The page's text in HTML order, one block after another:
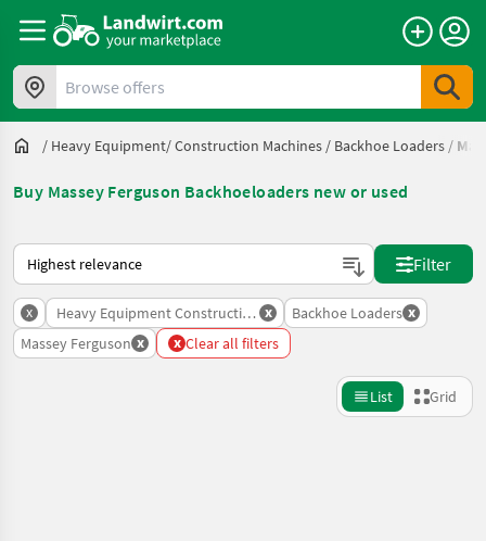
Browse offers
/ Heavy Equipment/ Construction Machines / Backhoe Loaders /
Buy Massey Ferguson Backhoeloaders new or used
This is how sorting works on Landwirt.com
Filter
x Heavy Equipment Construction Machines
x Backhoe Loaders x
Massey Ferguson x x Clear all filters
List Grid